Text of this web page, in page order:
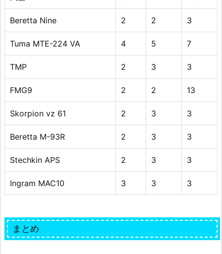
Beretta Nine 2 2 3
Tuma MTE-224 VA 4 5 7
TMP 2 3 3
FMG9 2 2 13
Skorpion vz 61 2 3 3
Beretta M-93R 2 3 3
Stechkin APS 2 3 3
Ingram MAC10 3 3 3
まとめ